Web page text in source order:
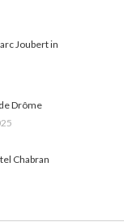
Joubert in
Drôme
Chabran